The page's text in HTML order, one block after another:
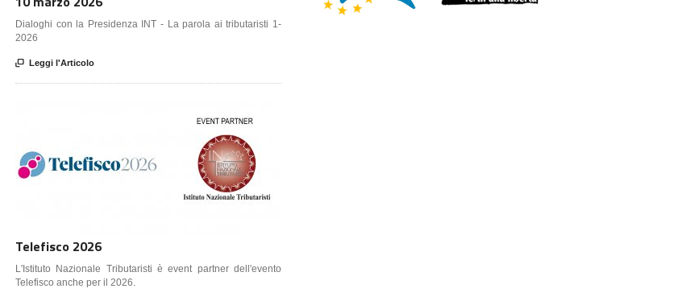
Dialoghi con la Presidenza INT - La parola ai tributaristi 1-
2026
 Leggi l'Articolo
Telefisco 2026
L'Istituto Nazionale Tributaristi è event partner dell'evento
Telefisco anche per il 2026.